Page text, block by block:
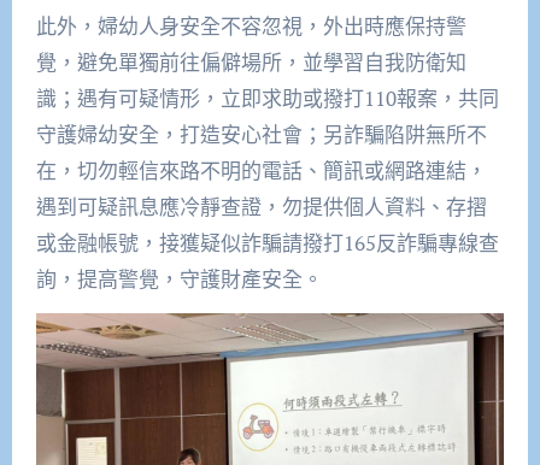
此外，婦幼人身安全不容忽視，外出時應保持警
覺，避免單獨前往偏僻場所，並學習自我防衛知
識；遇有可疑情形，立即求助或撥打110報案，共同
守護婦幼安全，打造安心社會；另詐騙陷阱無所不
在，切勿輕信來路不明的電話、簡訊或網路連結，
遇到可疑訊息應冷靜查證，勿提供個人資料、存摺
或金融帳號，接獲疑似詐騙請撥打165反詐騙專線查
詢，提高警覺，守護財產安全。